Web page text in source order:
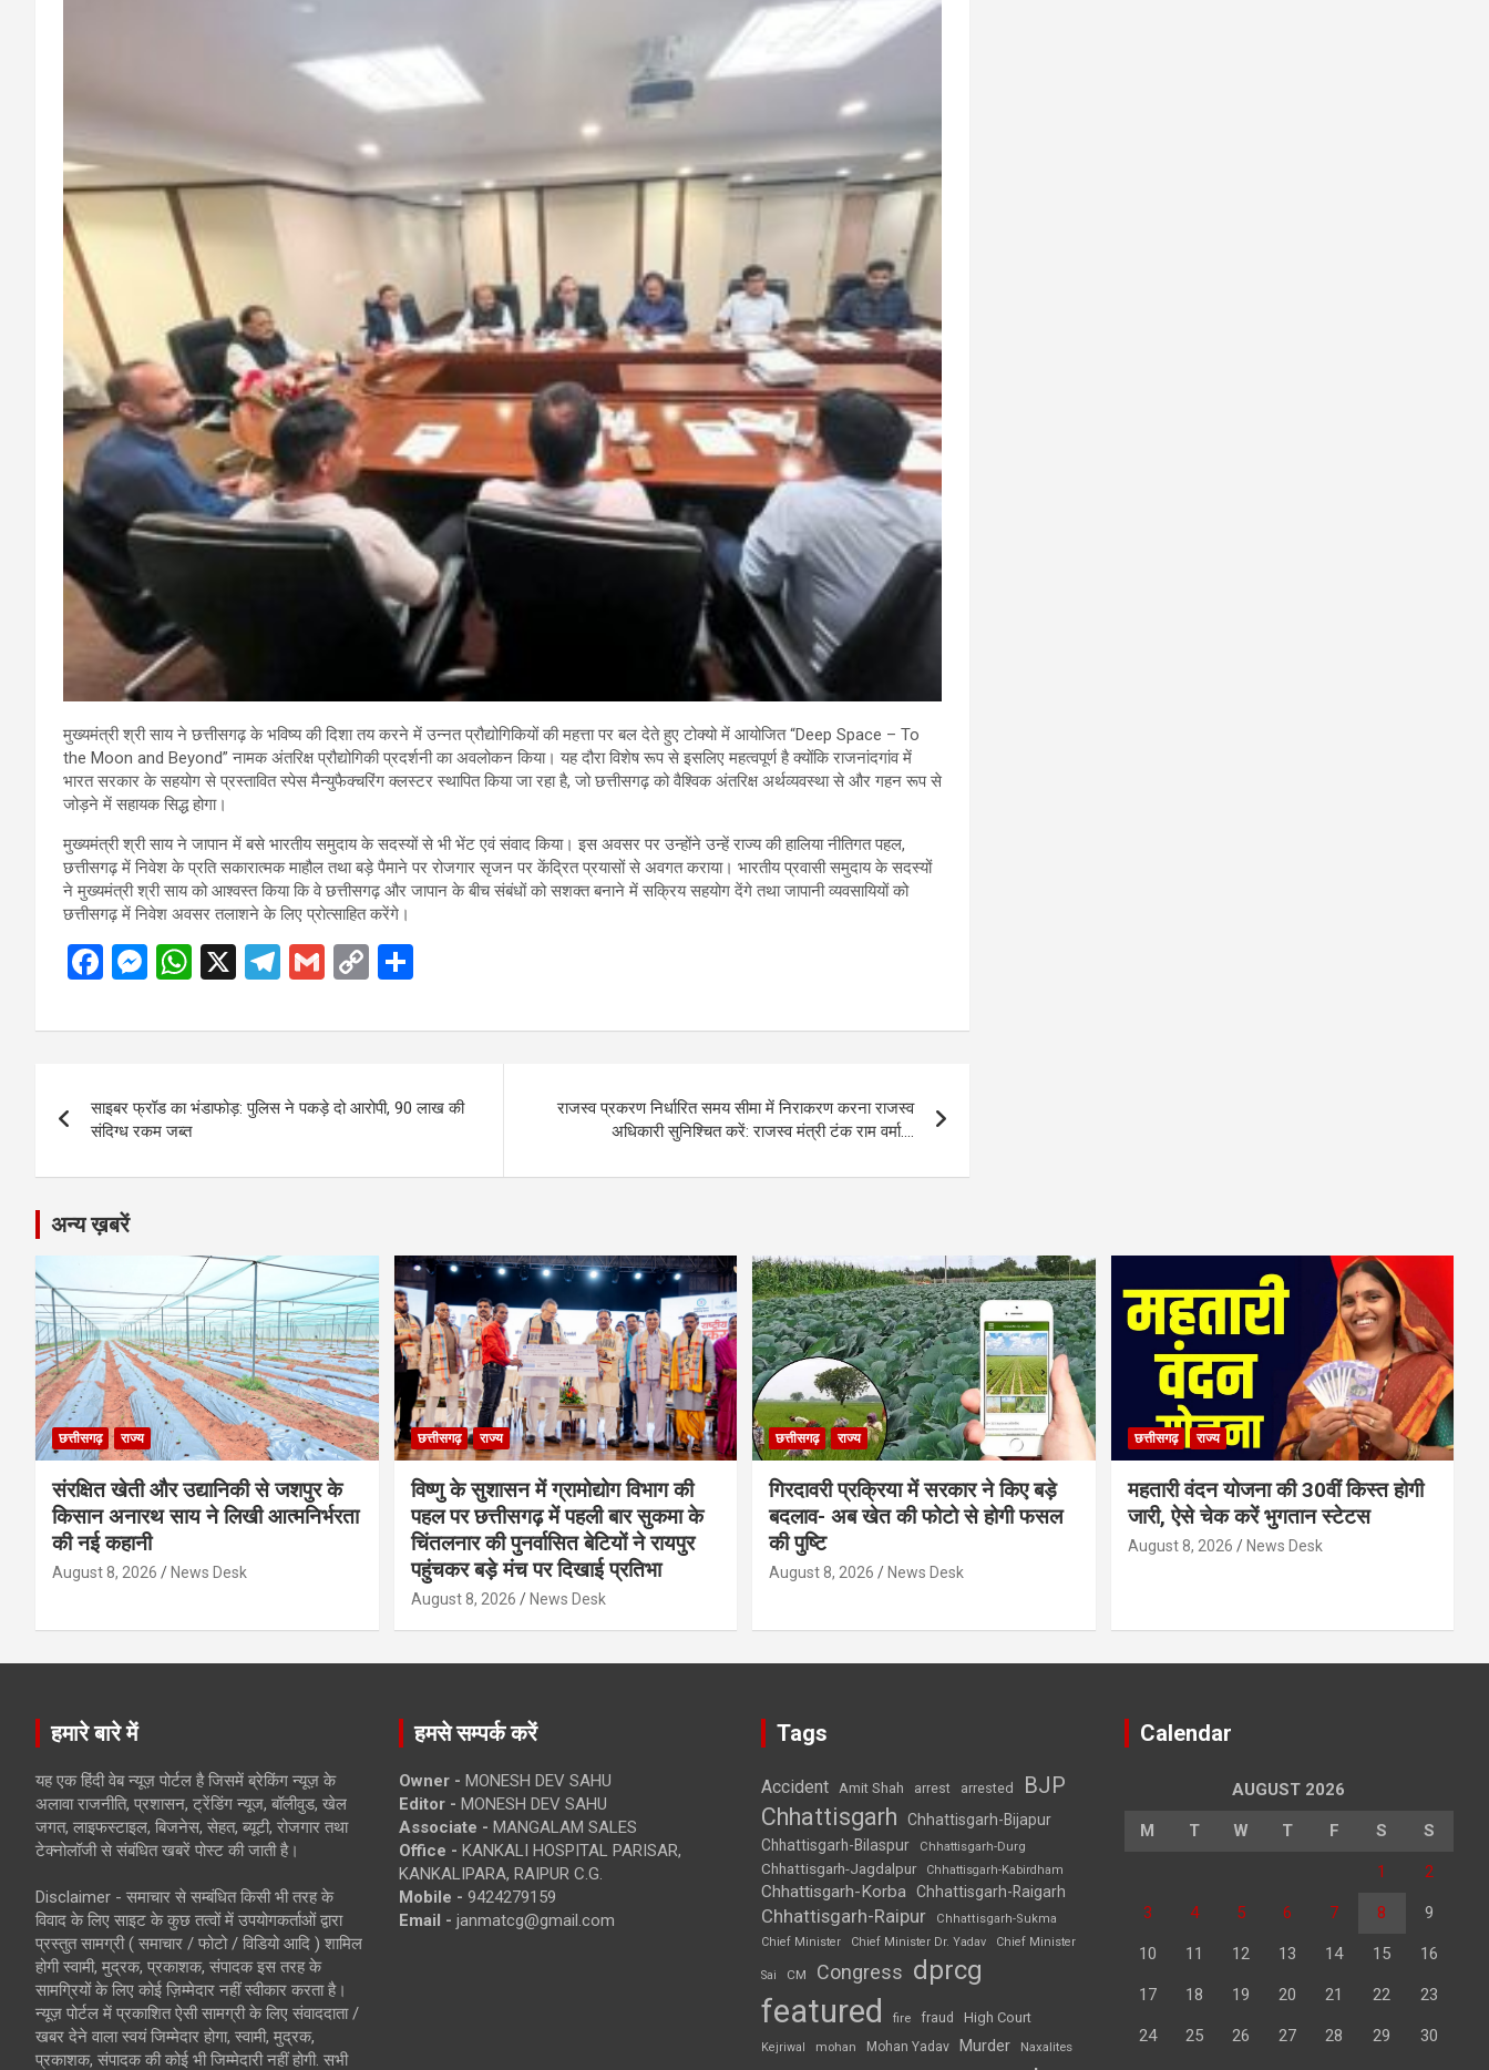
मुख्यमंत्री श्री साय ने छत्तीसगढ़ के भविष्य की दिशा तय करने में उन्नत प्रौद्योगिकियों की महत्ता पर बल देते हुए टोक्यो में आयोजित “Deep Space – To
the Moon and Beyond” नामक अंतरिक्ष प्रौद्योगिकी प्रदर्शनी का अवलोकन किया। यह दौरा विशेष रूप से इसलिए महत्वपूर्ण है क्योंकि राजनांदगांव में
भारत सरकार के सहयोग से प्रस्तावित स्पेस मैन्युफैक्चरिंग क्लस्टर स्थापित किया जा रहा है, जो छत्तीसगढ़ को वैश्विक अंतरिक्ष अर्थव्यवस्था से और गहन रूप से
जोड़ने में सहायक सिद्ध होगा।
मुख्यमंत्री श्री साय ने जापान में बसे भारतीय समुदाय के सदस्यों से भी भेंट एवं संवाद किया। इस अवसर पर उन्होंने उन्हें राज्य की हालिया नीतिगत पहल,
छत्तीसगढ़ में निवेश के प्रति सकारात्मक माहौल तथा बड़े पैमाने पर रोजगार सृजन पर केंद्रित प्रयासों से अवगत कराया। भारतीय प्रवासी समुदाय के सदस्यों
ने मुख्यमंत्री श्री साय को आश्वस्त किया कि वे छत्तीसगढ़ और जापान के बीच संबंधों को सशक्त बनाने में सक्रिय सहयोग देंगे तथा जापानी व्यवसायियों को
छत्तीसगढ़ में निवेश अवसर तलाशने के लिए प्रोत्साहित करेंगे।
F
ce
o
o
k
M
se
g
er
W
at
A
p
p
X
T
e
a
G
ail
C
py
n
ar
navigation
साइबर फ्रॉड का भंडाफोड़: पुलिस ने पकड़े दो आरोपी, 90 लाख की
संदिग्ध रकम जब्त
राजस्व प्रकरण निर्धारित समय सीमा में निराकरण करना राजस्व
अधिकारी सुनिश्चित करें: राजस्व मंत्री टंक राम वर्मा….
अन्य ख़बरें
छत्तीसगढ़ राज्य
संरक्षित खेती और उद्यानिकी से जशपुर के
किसान अनारथ साय ने लिखी आत्मनिर्भरता
की नई कहानी
August 8, 2026 News Desk
छत्तीसगढ़ राज्य
विष्णु के सुशासन में ग्रामोद्योग विभाग की
पहल पर छत्तीसगढ़ में पहली बार सुकमा के
चिंतलनार की पुनर्वासित बेटियों ने रायपुर
पहुंचकर बड़े मंच पर दिखाई प्रतिभा
August 8, 2026 News Desk
छत्तीसगढ़ राज्य
गिरदावरी प्रक्रिया में सरकार ने किए बड़े
बदलाव- अब खेत की फोटो से होगी फसल
की पुष्टि
August 8, 2026 News Desk
छत्तीसगढ़ राज्य
महतारी वंदन योजना की 30वीं किस्त होगी
जारी, ऐसे चेक करें भुगतान स्टेटस
August 8, 2026 News Desk
हमारे बारे में
यह एक हिंदी वेब न्यूज़ पोर्टल है जिसमें ब्रेकिंग न्यूज़ के
अलावा राजनीति, प्रशासन, ट्रेंडिंग न्यूज, बॉलीवुड, खेल
जगत, लाइफस्टाइल, बिजनेस, सेहत, ब्यूटी, रोजगार तथा
टेक्नोलॉजी से संबंधित खबरें पोस्ट की जाती है।
Disclaimer - समाचार से सम्बंधित किसी भी तरह के
विवाद के लिए साइट के कुछ तत्वों में उपयोगकर्ताओं द्वारा
प्रस्तुत सामग्री ( समाचार / फोटो / विडियो आदि ) शामिल
होगी स्वामी, मुद्रक, प्रकाशक, संपादक इस तरह के
सामग्रियों के लिए कोई ज़िम्मेदार नहीं स्वीकार करता है।
न्यूज़ पोर्टल में प्रकाशित ऐसी सामग्री के लिए संवाददाता /
खबर देने वाला स्वयं जिम्मेदार होगा, स्वामी, मुद्रक,
प्रकाशक, संपादक की कोई भी जिम्मेदारी नहीं होगी. सभी
हमसे सम्पर्क करें
Owner - MONESH DEV SAHU
Editor - MONESH DEV SAHU
Associate - MANGALAM SALES
Office - KANKALI HOSPITAL PARISAR,
KANKALIPARA, RAIPUR C.G.
Mobile - 9424279159
Email - janmatcg@gmail.com
Tags
Accident Amit Shah arrest arrested BJP
Chhattisgarh
Chhattisgarh-Bijapur
Chhattisgarh-Bilaspur
Chhattisgarh-Durg
Chhattisgarh-Jagdalpur Chhattisgarh-Kabirdham
Chhattisgarh-Korba Chhattisgarh-Raigarh
Chhattisgarh-Raipur
Chhattisgarh-Sukma
Chief Minister
Chief Minister Dr. Yadav Chief Minister
Sai CM Congress dprcg
featured fire fraud High Court
Kejriwal mohan Mohan Yadav Murder Naxalites
Calendar
AUGUST 2026
M T W T F S S
1 2
3 4 5 6 7 8 9
10 11 12 13 14 15 16
17 18 19 20 21 22 23
24 25 26 27 28 29 30